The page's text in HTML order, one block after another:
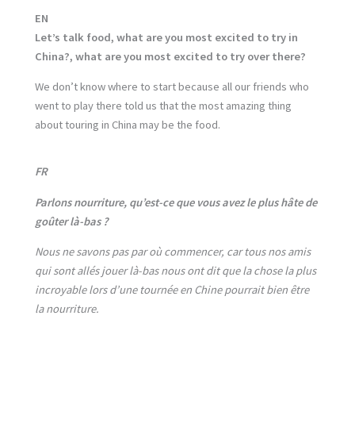
EN
Let’s talk food, what are you most excited to try in
China?, what are you most excited to try over there?
We don’t know where to start because all our friends who
went to play there told us that the most amazing thing
about touring in China may be the food.
FR
Parlons nourriture, qu’est-ce que vous avez le plus hâte de
goûter là-bas ?
Nous ne savons pas par où commencer, car tous nos amis
qui sont allés jouer là-bas nous ont dit que la chose la plus
incroyable lors d’une tournée en Chine pourrait bien être
la nourriture.